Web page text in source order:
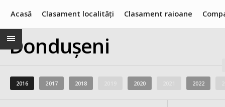
Acasă Clasament localități Clasament raioane
Dondușeni
2016 2017 2018 2020 2022